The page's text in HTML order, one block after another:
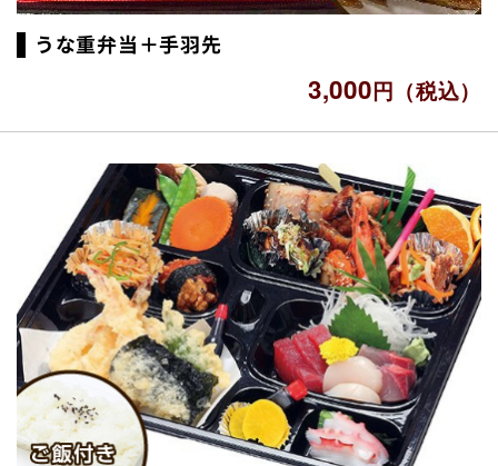
うな重弁当＋手羽先
3,000円（税込）